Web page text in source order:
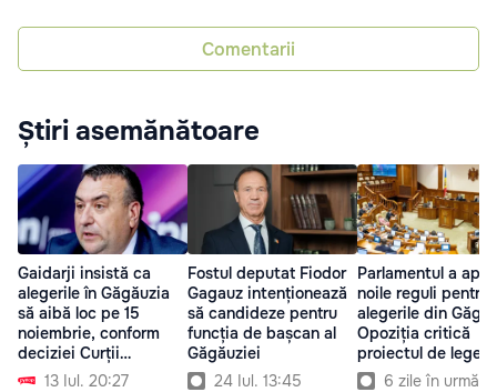
Comentarii
Știri asemănătoare
Gaidarji insistă ca
alegerile în Găgăuzia
să aibă loc pe 15
noiembrie, conform
deciziei Curții
Constituționale
13 Iul. 20:27
Fostul deputat Fiodor
Gagauz intenționează
să candideze pentru
funcția de bașcan al
Găgăuziei
24 Iul. 13:45
Parlamentul a
noile reguli pentru
alegerile din
Opoziția critică
proiectul de lege
6 zile în urmă